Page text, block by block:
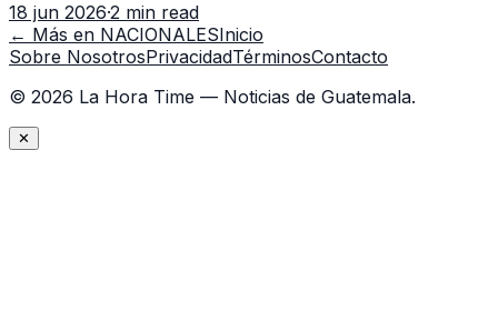
capacitación en la capital.
18 jun 2026·2 min read
← Más en NACIONALESInicio
Sobre NosotrosPrivacidadTérminosContacto
© 2026 La Hora Time — Noticias de Guatemala.